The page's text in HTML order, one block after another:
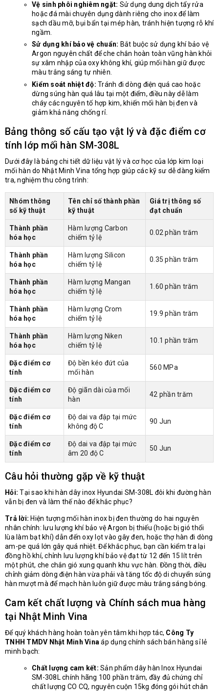
Vệ sinh phôi nghiêm ngặt: Sử dụng dung dịch tẩy rửa
hoặc đá mài chuyên dụng dành riêng cho inox để làm
sạch dầu mỡ, bụi bẩn tại mép hàn, tránh hiện tượng rỗ khí
ngầm.
Sử dụng khí bảo vệ chuẩn: Bắt buộc sử dụng khí bảo vệ
Argon nguyên chất để che chắn hoàn toàn vũng hàn khỏi
sự xâm nhập của oxy không khí, giúp mối hàn giữ được
màu trắng sáng tự nhiên.
Kiểm soát nhiệt độ: Tránh đi dòng điện quá cao hoặc
dừng súng hàn quá lâu tại một điểm, điều này dễ làm
cháy các nguyên tố hợp kim, khiến mối hàn bị đen và
giảm khả năng chống rỉ.
Bảng thông số cấu tạo vật lý và đặc điểm cơ
tính lớp mối hàn SM-308L
Dưới đây là bảng chi tiết dữ liệu vật lý và cơ học của lớp kim loại
mối hàn do Nhật Minh Vina tổng hợp giúp các kỹ sư dễ dàng kiểm
tra, nghiệm thu công trình:
Nhóm thông
số kỹ thuật
Tên chỉ số thành phần
kỹ thuật
Giá trị thông số
đạt chuẩn
Thành phần
hóa học
Hàm lượng Carbon
chiếm tỷ lệ
0.02 phần trăm
Thành phần
hóa học
Hàm lượng Silicon
chiếm tỷ lệ
0.35 phần trăm
Thành phần
hóa học
Hàm lượng Mangan
chiếm tỷ lệ
1.60 phần trăm
Thành phần
hóa học
Hàm lượng Crom
chiếm tỷ lệ
19.9 phần trăm
Thành phần
hóa học
Hàm lượng Niken
chiếm tỷ lệ
10.1 phần trăm
Đặc điểm cơ
tính
Độ bền kéo đứt của
mối hàn
560 MPa
Đặc điểm cơ
tính
Độ giãn dài của mối
hàn
42 phần trăm
Đặc điểm cơ
tính
Độ dai va đập tại mức
không độ C
90 Jun
Đặc điểm cơ
tính
Độ dai va đập tại mức
âm 20 độ C
50 Jun
Câu hỏi thường gặp về kỹ thuật
Hỏi: Tại sao khi hàn dây inox Hyundai SM-308L đôi khi đường hàn
vẫn bị đen và làm thế nào để khắc phục?
Trả lời: Hiện tượng mối hàn inox bị đen thường do hai nguyên
nhân chính: lưu lượng khí bảo vệ Argon bị thiếu (hoặc bị gió thổi
lùa làm bạt khí) dẫn đến oxy lọt vào gây đen, hoặc thợ hàn đi dòng
am-pe quá lớn gây quá nhiệt. Để khắc phục, bạn cần kiểm tra lại
đồng hồ khí, chỉnh lưu lượng khí bảo vệ đạt từ 12 đến 15 lít trên
một phút, che chắn gió xung quanh khu vực hàn. Đồng thời, điều
chỉnh giảm dòng điện hàn vừa phải và tăng tốc độ di chuyển súng
hàn mượt mà để mạch hàn luôn giữ được màu trắng sáng bóng.
Cam kết chất lượng và Chính sách mua hàng
tại Nhật Minh Vina
Để quý khách hàng hoàn toàn yên tâm khi hợp tác, Công Ty
TNHH TMDV Nhật Minh Vina áp dụng chính sách bán hàng sỉ lẻ
minh bạch:
Chất lượng cam kết: Sản phẩm dây hàn Inox Hyundai
SM-308L chính hãng 100 phần trăm, đầy đủ chứng chỉ
chất lượng CO CQ, nguyên cuộn 15kg đóng gói hút chân